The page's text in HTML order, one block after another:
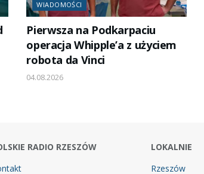
WIADOMOŚCI
Pierwsza na Podkarpaciu
operacja Whipple’a z użyciem
robota da Vinci
04.08.2026
RADIO RZESZÓW
LOKALNIE
Rzeszów